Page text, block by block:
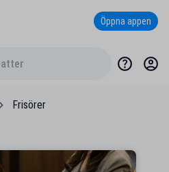
Öppna appen
Frisörer